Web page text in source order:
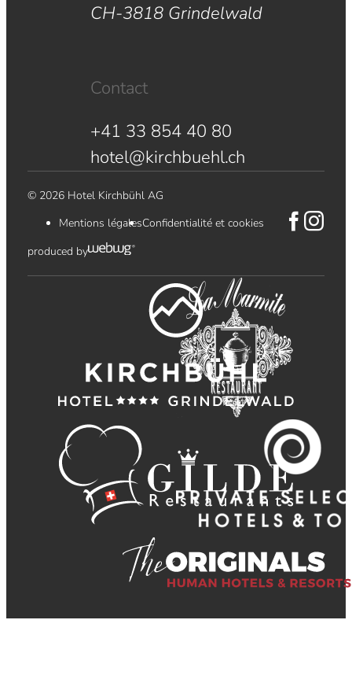
CH-3818 Grindelwald
Contact
+41 33 854 40 80
hotel@kirchbuehl.ch
© 2026 Hotel Kirchbühl AG
Mentions légalesConfidentialité et cookies
produced by